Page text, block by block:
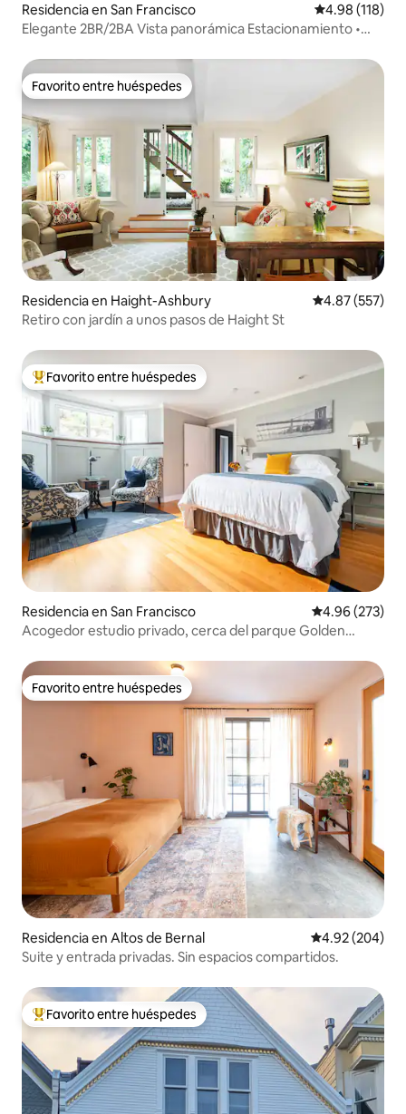
Residencia en San Francisco Calificación
4.98 (118)
Elegante 2BR/2BA Vista panorámica Estacionamiento •
Favorito entre huéspedes
Favorito entre huéspedes
Residencia en Haight-Ashbury Calificación
4.87 (557)
Retiro con jardín a unos pasos de Haight St
De los mejores en Favorito entre huéspedes
Favorito entre huéspedes
Residencia en San Francisco Calificación
4.96 (273)
Acogedor estudio privado, cerca del parque Golden
Favorito entre huéspedes
Favorito entre huéspedes
Residencia en Altos de Bernal Calificación
4.92 (204)
Suite y entrada privadas. Sin espacios compartidos.
De los mejores en Favorito entre huéspedes
Favorito entre huéspedes